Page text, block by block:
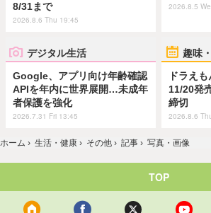
8/31まで
2026.8.6 Thu 19:45
2026.8.5
デジタル生活
Google、アプリ向け年齢確認
APIを年内に世界展開…未成年
者保護を強化
2026.7.31 Fri 13:45
趣味
ドラえ
11/20発
締切
2026.8.6
ホーム › 生活・健康 › その他 › 記事 › 写真・画像
TOP